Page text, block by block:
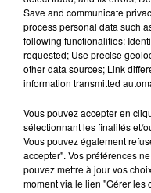
Save and communicate
process personal data such
following functionalities:
requested; Use precise
other data sources; Link
information transmitted
Vous pouvez accepter en
sélectionnant les finalités et/
Vous pouvez également
accepter". Vos préférences
pouvez mettre à jour vos
moment via le lien "Gérer les